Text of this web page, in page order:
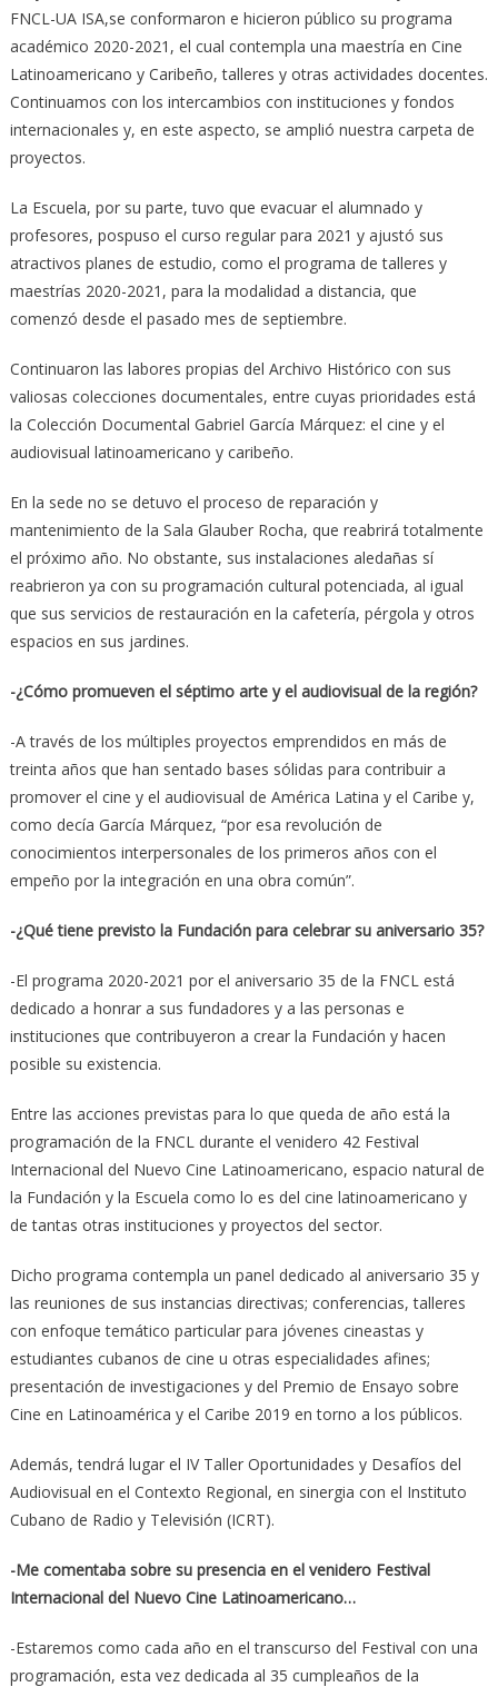
FNCL-UA ISA,se conformaron e hicieron público su programa
académico 2020-2021, el cual contempla una maestría en Cine
Latinoamericano y Caribeño, talleres y otras actividades docentes.
Continuamos con los intercambios con instituciones y fondos
internacionales y, en este aspecto, se amplió nuestra carpeta de
proyectos.
La Escuela, por su parte, tuvo que evacuar el alumnado y
profesores, pospuso el curso regular para 2021 y ajustó sus
atractivos planes de estudio, como el programa de talleres y
maestrías 2020-2021, para la modalidad a distancia, que
comenzó desde el pasado mes de septiembre.
Continuaron las labores propias del Archivo Histórico con sus
valiosas colecciones documentales, entre cuyas prioridades está
la Colección Documental Gabriel García Márquez: el cine y el
audiovisual latinoamericano y caribeño.
En la sede no se detuvo el proceso de reparación y
mantenimiento de la Sala Glauber Rocha, que reabrirá totalmente
el próximo año. No obstante, sus instalaciones aledañas sí
reabrieron ya con su programación cultural potenciada, al igual
que sus servicios de restauración en la cafetería, pérgola y otros
espacios en sus jardines.
-¿Cómo promueven el séptimo arte y el audiovisual de la región?
-A través de los múltiples proyectos emprendidos en más de
treinta años que han sentado bases sólidas para contribuir a
promover el cine y el audiovisual de América Latina y el Caribe y,
como decía García Márquez, “por esa revolución de
conocimientos interpersonales de los primeros años con el
empeño por la integración en una obra común”.
-¿Qué tiene previsto la Fundación para celebrar su aniversario 35?
-El programa 2020-2021 por el aniversario 35 de la FNCL está
dedicado a honrar a sus fundadores y a las personas e
instituciones que contribuyeron a crear la Fundación y hacen
posible su existencia.
Entre las acciones previstas para lo que queda de año está la
programación de la FNCL durante el venidero 42 Festival
Internacional del Nuevo Cine Latinoamericano, espacio natural de
la Fundación y la Escuela como lo es del cine latinoamericano y
de tantas otras instituciones y proyectos del sector.
Dicho programa contempla un panel dedicado al aniversario 35 y
las reuniones de sus instancias directivas; conferencias, talleres
con enfoque temático particular para jóvenes cineastas y
estudiantes cubanos de cine u otras especialidades afines;
presentación de investigaciones y del Premio de Ensayo sobre
Cine en Latinoamérica y el Caribe 2019 en torno a los públicos.
Además, tendrá lugar el IV Taller Oportunidades y Desafíos del
Audiovisual en el Contexto Regional, en sinergia con el Instituto
Cubano de Radio y Televisión (ICRT).
-Me comentaba sobre su presencia en el venidero Festival
Internacional del Nuevo Cine Latinoamericano…
-Estaremos como cada año en el transcurso del Festival con una
programación, esta vez dedicada al 35 cumpleaños de la